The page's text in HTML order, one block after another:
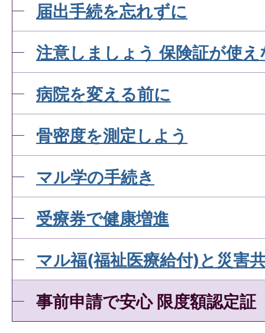
届出手続を忘れずに
注意しましょう 保険証が使
病院を変える前に
骨密度を測定しよう
マル学の手続き
受療券で健康増進
マル福(福祉医療給付)と災害
事前申請で安心 限度額認定証